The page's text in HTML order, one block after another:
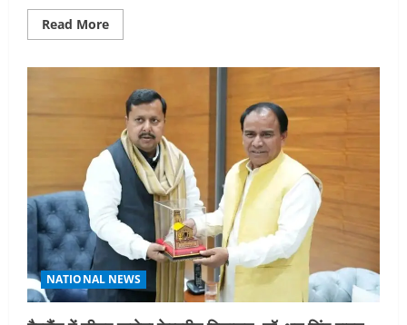
Read MoreRead
more
केंद्रीय
जल
शक्ति
मंत्री
सी.
आर.
पाटिल
भेंट
की,
नमामि
गंगे
से
संबंधित
परियोजनाओं
पर
की
विस्तृत
NATIONAL NEWS